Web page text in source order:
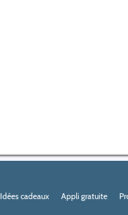
Idées cadeaux Appli gratuite